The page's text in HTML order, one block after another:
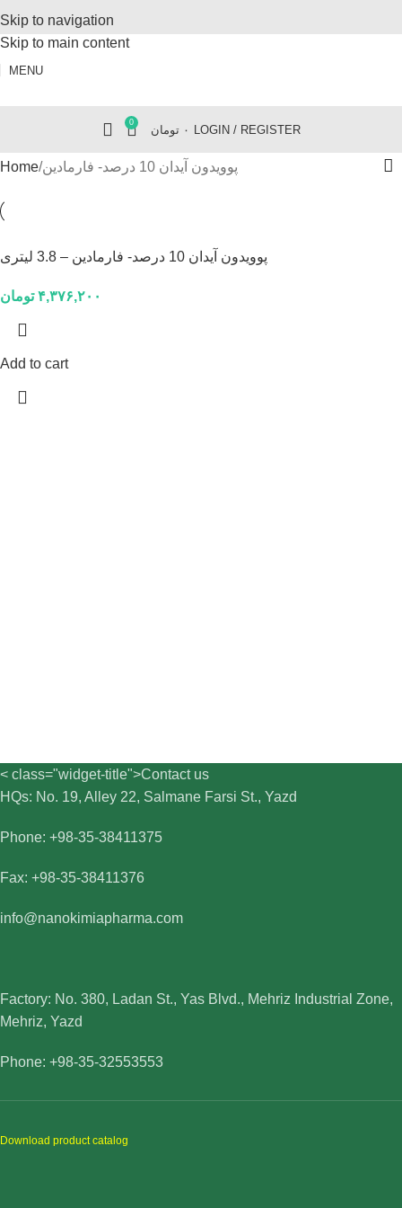
Skip to navigation
Skip to main content
MENU
0
۰ تومان LOGIN / REGISTER
Home پوویدون آیدان 10 درصد- فارمادین
پوویدون آیدان 10 درصد- فارمادین – 3.8 لیتری
۴,۳۷۶,۲۰۰ تومان
Add to cart
< class="widget-title">Contact us
HQs: No. 19, Alley 22, Salmane Farsi St., Yazd
Phone: +98-35-38411375
Fax: +98-35-38411376
info@nanokimiapharma.com
Factory: No. 380, Ladan St., Yas Blvd., Mehriz Industrial Zone,
Mehriz, Yazd
Phone: +98-35-32553553
Download product catalog